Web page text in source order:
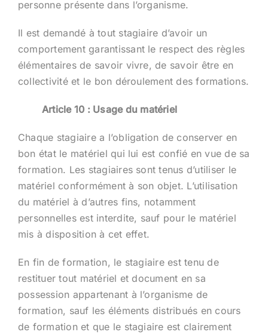
personne présente dans l’organisme.
Il est demandé à tout stagiaire d’avoir un
comportement garantissant le respect des règles
élémentaires de savoir vivre, de savoir être en
collectivité et le bon déroulement des formations.
Article 10 : Usage du matériel
Chaque stagiaire a l’obligation de conserver en
bon état le matériel qui lui est confié en vue de sa
formation. Les stagiaires sont tenus d’utiliser le
matériel conformément à son objet. L’utilisation
du matériel à d’autres fins, notamment
personnelles est interdite, sauf pour le matériel
mis à disposition à cet effet.
En fin de formation, le stagiaire est tenu de
restituer tout matériel et document en sa
possession appartenant à l’organisme de
formation, sauf les éléments distribués en cours
de formation et que le stagiaire est clairement